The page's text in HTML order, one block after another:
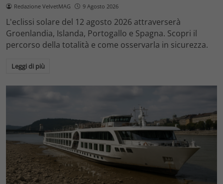
Redazione VelvetMAG 9 Agosto 2026
L'eclissi solare del 12 agosto 2026 attraverserà
Groenlandia, Islanda, Portogallo e Spagna. Scopri il
percorso della totalità e come osservarla in sicurezza.
Leggi di più